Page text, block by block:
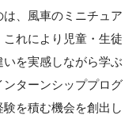
、風車のミニチュア
れにより児童・生徒
を実感しながら学ぶ
ターンシッププログ
を積む機会を創出し